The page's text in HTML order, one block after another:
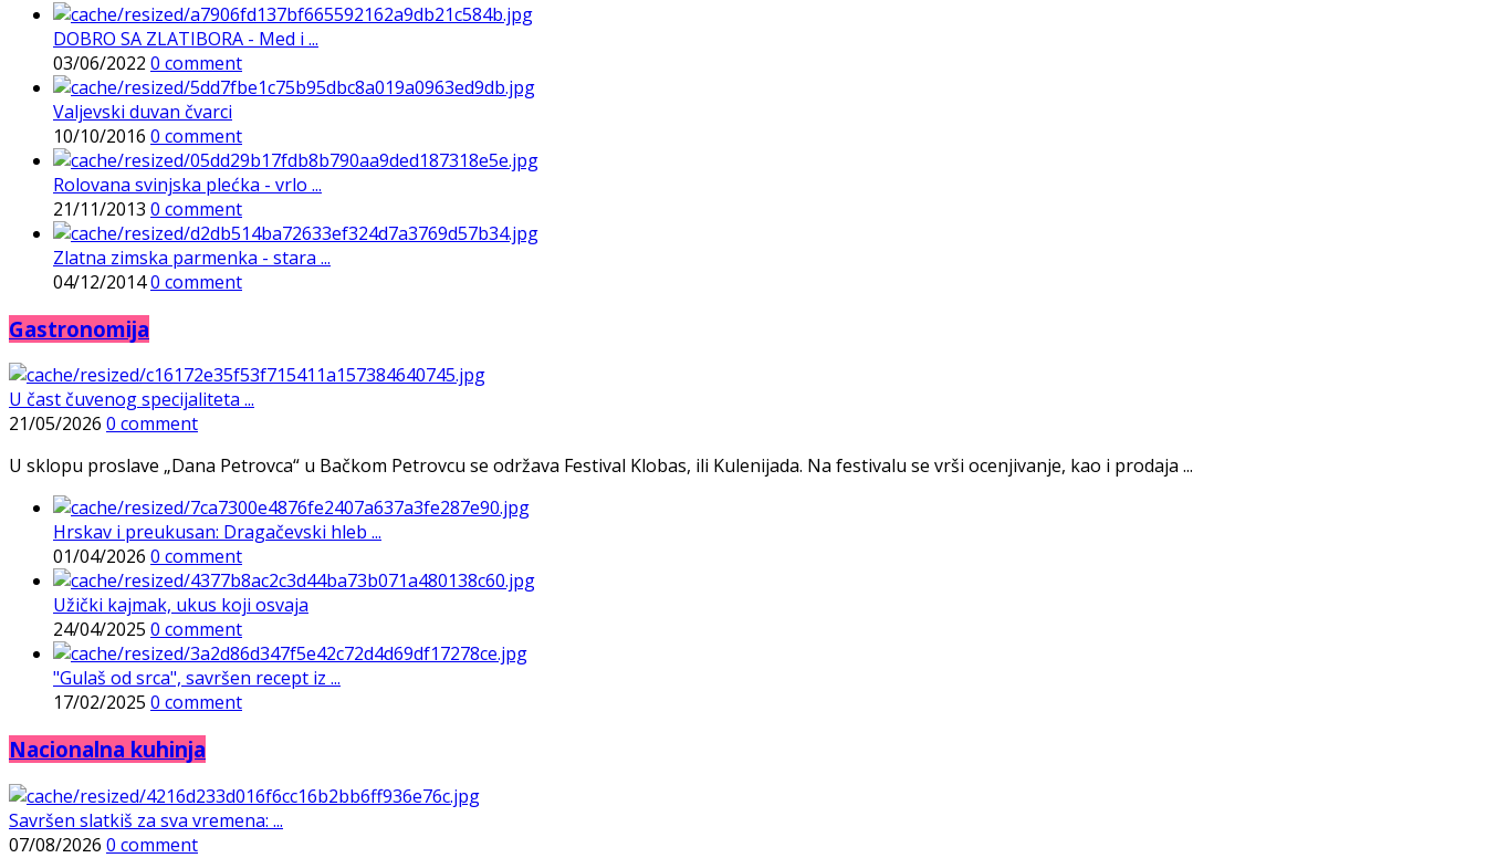
DOBRO SA ZLATIBORA - Med i ...
03/06/2022 0 comment
Valjevski duvan čvarci
10/10/2016 0 comment
Rolovana svinjska plećka - vrlo ...
21/11/2013 0 comment
Zlatna zimska parmenka - stara ...
04/12/20140 comment
Gastronomija
U čast čuvenog specijaliteta ...
21/05/2026 0 comment
U sklopu proslave „Dana Petrovca“ u Bačkom Petrovcu se održava Festival Klobas, ili Kulenijada. Na festivalu se vrši ocenjivanje, kao i prodaja ...
Hrskav i preukusan: Dragačevski hleb ...
01/04/2026 0 comment
Užički kajmak, ukus koji osvaja
24/04/2025 0 comment
"Gulaš od srca", savršen recept iz ...
17/02/2025 0 comment
Nacionalna kuhinja
Savršen slatkiš za sva vremena: ...
07/08/2026 0 comment